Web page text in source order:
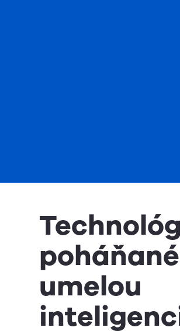
poháňané
umelou